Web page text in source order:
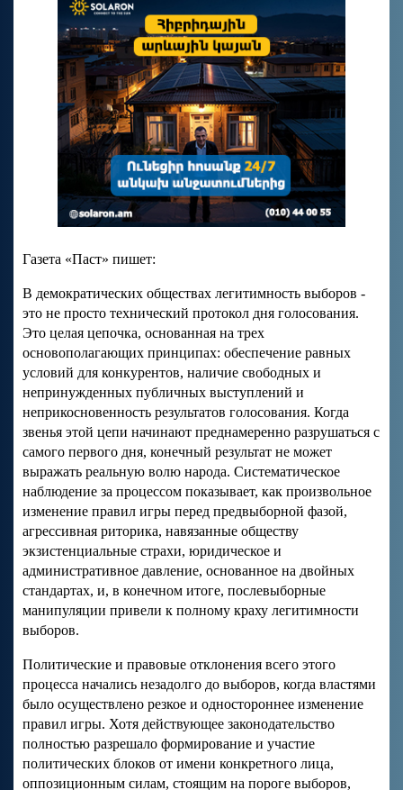
Газета «Паст» пишет:
В демократических обществах легитимность выборов -
это не просто технический протокол дня голосования.
Это целая цепочка, основанная на трех
основополагающих принципах: обеспечение равных
условий для конкурентов, наличие свободных и
непринужденных публичных выступлений и
неприкосновенность результатов голосования. Когда
звенья этой цепи начинают преднамеренно разрушаться с
самого первого дня, конечный результат не может
выражать реальную волю народа. Систематическое
наблюдение за процессом показывает, как произвольное
изменение правил игры перед предвыборной фазой,
агрессивная риторика, навязанные обществу
экзистенциальные страхи, юридическое и
административное давление, основанное на двойных
стандартах, и, в конечном итоге, послевыборные
манипуляции привели к полному краху легитимности
выборов.
Политические и правовые отклонения всего этого
процесса начались незадолго до выборов, когда властями
было осуществлено резкое и одностороннее изменение
правил игры. Хотя действующее законодательство
полностью разрешало формирование и участие
политических блоков от имени конкретного лица,
оппозиционным силам, стоящим на пороге выборов,